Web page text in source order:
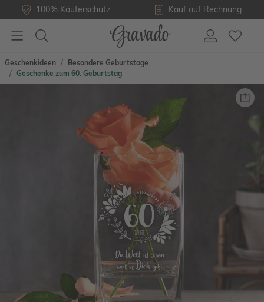
100% Käuferschutz Kauf auf Rechnung
Geschenkideen
Besondere Geburtstage
Geschenke zum 60. Geburtstag